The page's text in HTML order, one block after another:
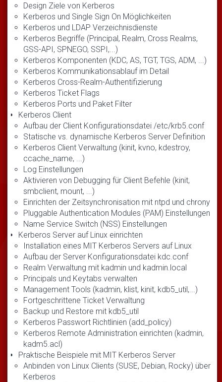
Design Ziele von Kerberos
Kerberos und Single Sign On Möglichkeiten
Kerberos und LDAP Verzeichnisdienste
Kerberos Begriffe (Principal, Realm, Cross Realms,
GSS-API, SPNEGO, SSPI,...)
Kerberos Komponenten (KDC, AS, TGT, TGS, ADM, ...)
Kerberos Kommunikationsablauf im Detail
Kerberos Cross-Realm-Authentifizierung
Kerberos Ticket Flags
Kerberos Ports und Paket Filter
Kerberos Client
Aufbau der Client Konfigurationsdatei /etc/krb5.conf
Statische vs. dynamische Kerberos Server Definition
Kerberos Client Verwaltung (kinit, kvno, kdestroy,
ccache_name, ...)
Log Einstellungen
Aktivieren von Debugging für Client Befehle (kinit,
smbclient, mount, ...)
Einrichten der Zeitsynchronisation mit ntpd und chrony
Pluggable Authentication Modules (PAM) Einstellungen
Name Service Switch (NSS) Einstellungen
Kerberos Server auf Linux einrichten
Installation eines MIT Kerberos Servers auf Linux
Aufbau der Server Konfigurationsdatei kdc.conf
Realm Verwaltung mit kadmin und kadmin.local
Principals und Keytabs verwalten
Management Tools (kadmin, klist, kinit, kdb5_util,...)
Fortgeschrittene Ticket Verwaltung
Backup und Restore mit kdb5_util
Kerberos Passwort Richtlinien (add_policy)
Kerberos Remote Administration einrichten (kadmin,
kadm5.acl)
Praktische Beispiele mit MIT Kerberos Server
Anbinden von Linux Clients (SUSE, Debian, Rocky) über
Kerberos